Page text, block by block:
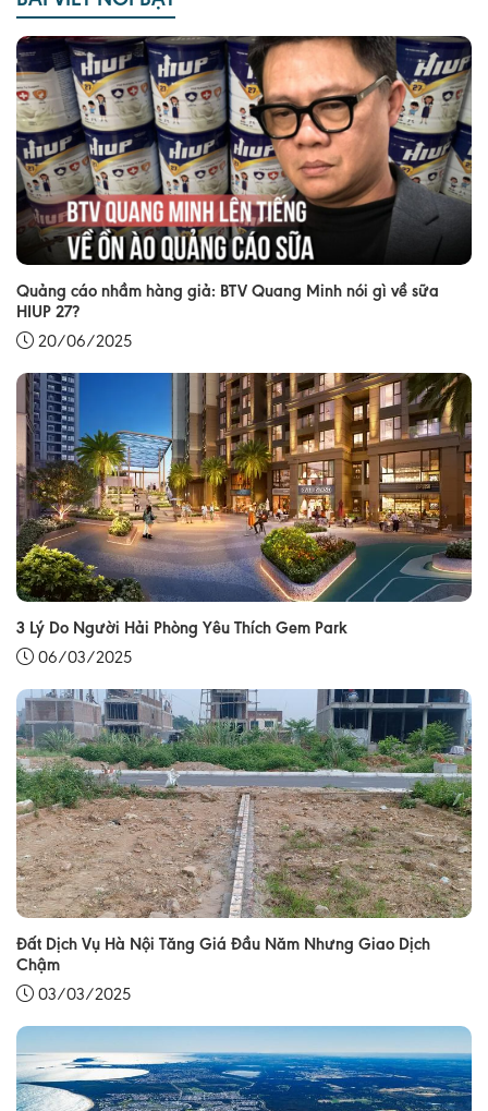
Quảng cáo nhầm hàng giả: BTV Quang Minh nói gì về sữa
HIUP 27?
20/06/2025
3 Lý Do Người Hải Phòng Yêu Thích Gem Park
06/03/2025
Đất Dịch Vụ Hà Nội Tăng Giá Đầu Năm Nhưng Giao Dịch
Chậm
03/03/2025